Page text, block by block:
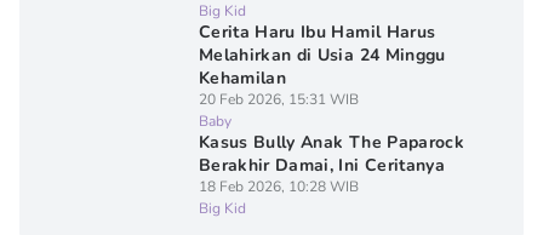
Big Kid
Cerita Haru Ibu Hamil Harus
Melahirkan di Usia 24 Minggu
Kehamilan
20 Feb 2026, 15:31 WIB
Baby
Kasus Bully Anak The Paparock
Berakhir Damai, Ini Ceritanya
18 Feb 2026, 10:28 WIB
Big Kid